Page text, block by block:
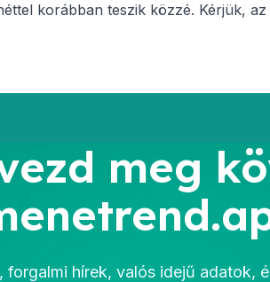
korábban teszik közzé. Kérjük,
meg
forgalmi hírek, valós idejű adatok,